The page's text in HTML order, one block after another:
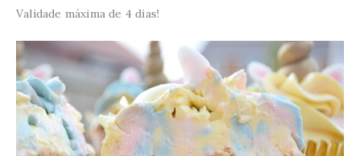
Validade máxima de 4 dias!